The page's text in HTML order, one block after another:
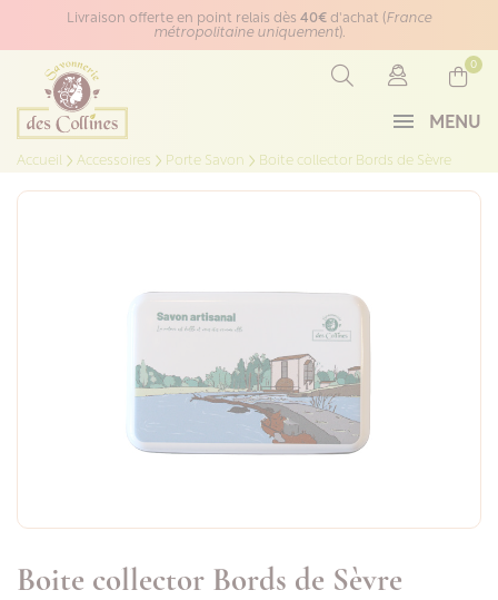
Panneau de gestion des cookies
Livraison offerte en point relais dès 40€ d'achat (France
métropolitaine uniquement).
MENU
0
Accueil Accessoires Porte Savon Boite collector Bords de Sèvre
Boite collector Bords de Sèvre